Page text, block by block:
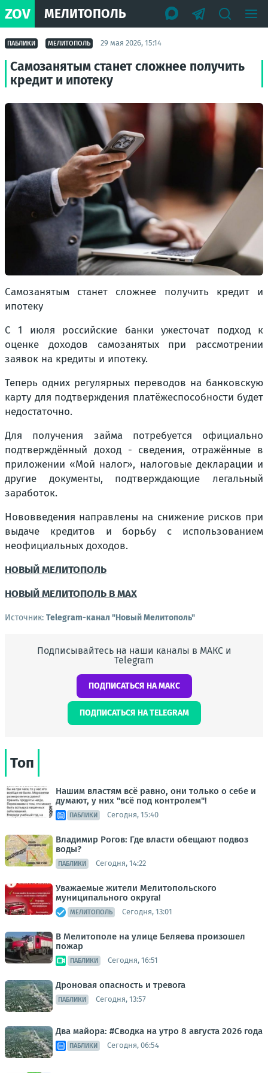
ZOV МЕЛИТОПОЛЬ
ПАБЛИКИ МЕЛИТОПОЛЬ 29 мая 2026, 15:14
Самозанятым станет сложнее получить
кредит и ипотеку
Самозанятым станет сложнее получить кредит и
ипотеку
С 1 июля российские банки ужесточат подход к
оценке доходов самозанятых при рассмотрении
заявок на кредиты и ипотеку.
Теперь одних регулярных переводов на банковскую
карту для подтверждения платёжеспособности будет
недостаточно.
Для получения займа потребуется официально
подтверждённый доход - сведения, отражённые в
приложении «Мой налог», налоговые декларации и
другие документы, подтверждающие легальный
заработок.
Нововведения направлены на снижение рисков при
выдаче кредитов и борьбу с использованием
неофициальных доходов.
НОВЫЙ МЕЛИТОПОЛЬ
НОВЫЙ МЕЛИТОПОЛЬ В MAX
Источник: Telegram-канал "Новый Мелитополь"
Подписывайтесь на наши каналы в МАКС и
Telegram
ПОДПИСАТЬСЯ НА МАКС
ПОДПИСАТЬСЯ НА TELEGRAM
Топ
Нашим властям всё равно, они только о себе и
думают, у них "всё под контролем"!
ПАБЛИКИ Сегодня, 15:40
Владимир Рогов: Где власти обещают подвоз
воды?
ПАБЛИКИ Сегодня, 14:22
Уважаемые жители Мелитопольского
муниципального округа!
МЕЛИТОПОЛЬ Сегодня, 13:01
В Мелитополе на улице Беляева произошел
пожар
ПАБЛИКИ Сегодня, 16:51
Дроновая опасность и тревога
ПАБЛИКИ Сегодня, 13:57
Два майора: #Сводка на утро 8 августа 2026 года
ПАБЛИКИ Сегодня, 06:54